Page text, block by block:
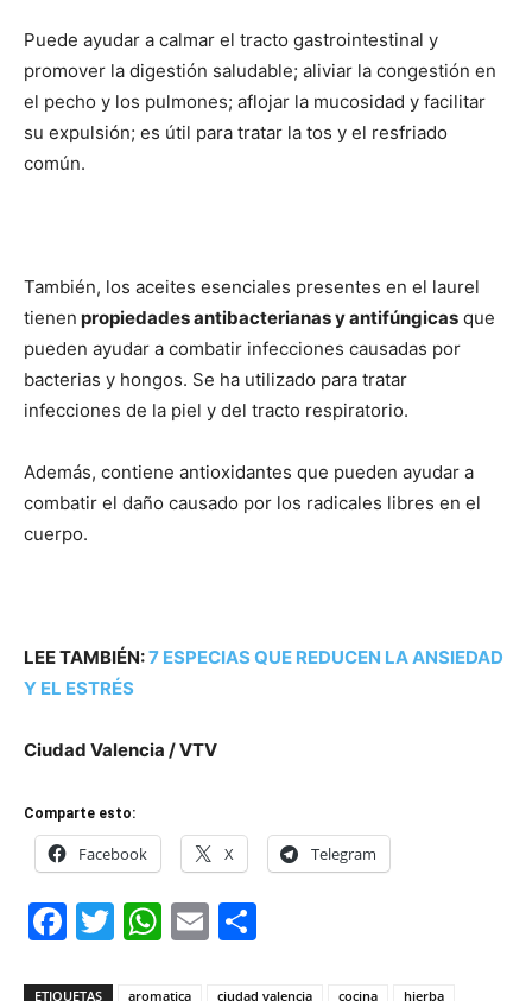
Puede ayudar a calmar el tracto gastrointestinal y
promover la digestión saludable; aliviar la congestión en
el pecho y los pulmones; aflojar la mucosidad y facilitar
su expulsión; es útil para tratar la tos y el resfriado
común.
También, los aceites esenciales presentes en el laurel
tienen propiedades antibacterianas y antifúngicas que
pueden ayudar a combatir infecciones causadas por
bacterias y hongos. Se ha utilizado para tratar
infecciones de la piel y del tracto respiratorio.
Además, contiene antioxidantes que pueden ayudar a
combatir el daño causado por los radicales libres en el
cuerpo.
LEE TAMBIÉN:7 ESPECIAS QUE REDUCEN LA ANSIEDAD
Y EL ESTRÉS
Ciudad Valencia / VTV
Comparte esto:
Facebook X Telegram
Facebook
Twitter
WhatsApp
Email
ETIQUETAS aromatica ciudad valencia cocina hierba